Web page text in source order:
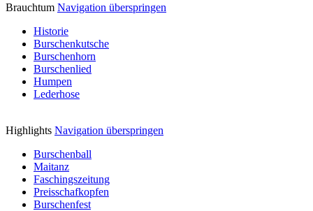
Brauchtum Navigation überspringen
Historie
Burschenkutsche
Burschenhorn
Burschenlied
Humpen
Lederhose
Highlights Navigation überspringen
Burschenball
Maitanz
Faschingszeitung
Preisschafkopfen
Burschenfest